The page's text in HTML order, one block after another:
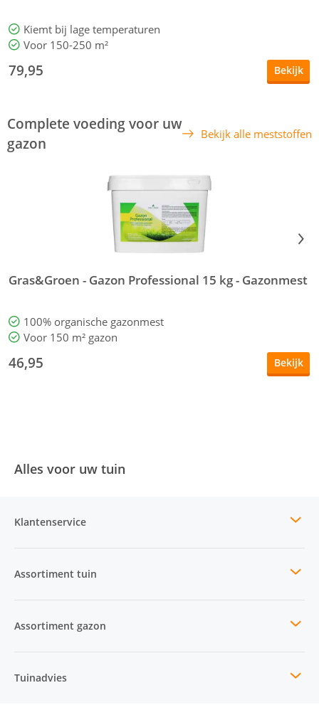
Kiemt bij lage temperaturen
Voor 150-250 m²
79,95 Bekijk
Complete voeding voor uw
gazon
Bekijk alle meststoffen
Gras&Groen - Gazon Professional 15 kg - Gazonmest
100% organische gazonmest
Voor 150 m² gazon
46,95 Bekijk
Alles voor uw tuin
Klantenservice
Assortiment tuin
Assortiment gazon
Tuinadvies